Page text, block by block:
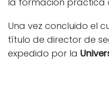
Una vez concluido el
título de director de
expedido por la